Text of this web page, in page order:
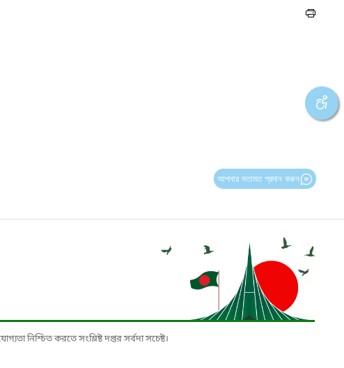
আপনার মতামত প্রদান করুন
নিশ্চিত করতে সংশ্লিষ্ট দপ্তর সর্বদা সচেষ্ট।